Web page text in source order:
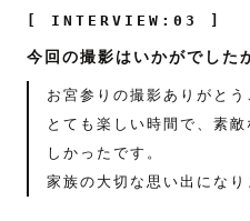
[ INTERVIEW:03 ]
今回の撮影はいかがでした
お宮参りの撮影ありがとう
とても楽しい時間で、素
しかったです。
家族の大切な思い出になり